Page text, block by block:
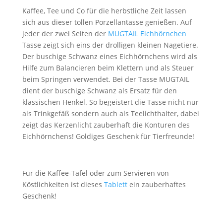
Kaffee, Tee und Co für die herbstliche Zeit lassen
sich aus dieser tollen Porzellantasse genießen. Auf
jeder der zwei Seiten der MUGTAIL Eichhörnchen
Tasse zeigt sich eins der drolligen kleinen Nagetiere.
Der buschige Schwanz eines Eichhörnchens wird als
Hilfe zum Balancieren beim Klettern und als Steuer
beim Springen verwendet. Bei der Tasse MUGTAIL
dient der buschige Schwanz als Ersatz für den
klassischen Henkel. So begeistert die Tasse nicht nur
als Trinkgefäß sondern auch als Teelichthalter, dabei
zeigt das Kerzenlicht zauberhaft die Konturen des
Eichhörnchens! Goldiges Geschenk für Tierfreunde!
Für die Kaffee-Tafel oder zum Servieren von
Köstlichkeiten ist dieses Tablettein zauberhaftes
Geschenk!